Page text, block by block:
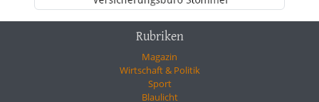
Rubriken
Magazin
Wirtschaft & Politik
Sport
Blaulicht